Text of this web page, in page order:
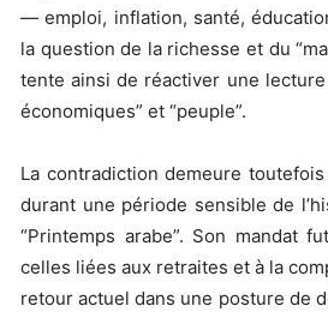
— emploi, inflation, santé,
la question de la richesse et du
tente ainsi de réactiver une
économiques” et “peuple”.
La contradiction demeure
durant une période sensible de
“Printemps arabe”. Son mandat
celles liées aux retraites et à la
retour actuel dans une posture de